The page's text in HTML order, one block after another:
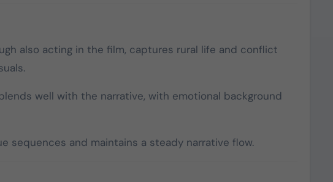
also acting in the film, captures rural life and conflict
well with the narrative, with emotional background
sequences and maintains a steady narrative flow.